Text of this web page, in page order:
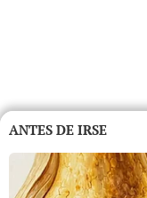
ANTES DE IRSE